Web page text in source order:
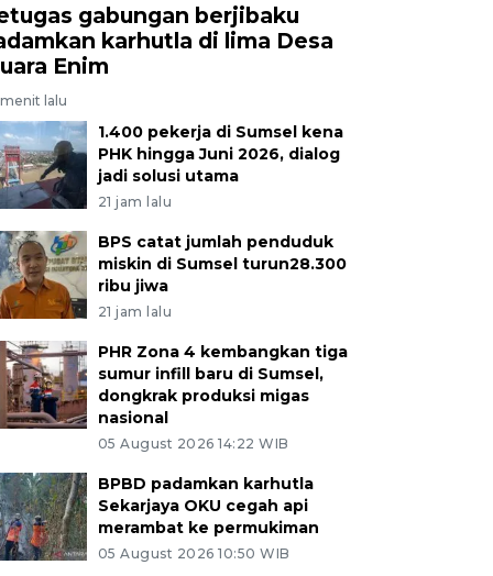
gabungan berjibaku
karhutla di lima Desa
Enim
lalu
1.400 pekerja di Sumsel kena
PHK hingga Juni 2026, dialog
jadi solusi utama
21 jam lalu
BPS catat jumlah penduduk
miskin di Sumsel turun28.300
ribu jiwa
21 jam lalu
PHR Zona 4 kembangkan tiga
sumur infill baru di Sumsel,
dongkrak produksi migas
nasional
05 August 2026 14:22 WIB
BPBD padamkan karhutla
Sekarjaya OKU cegah api
merambat ke permukiman
05 August 2026 10:50 WIB